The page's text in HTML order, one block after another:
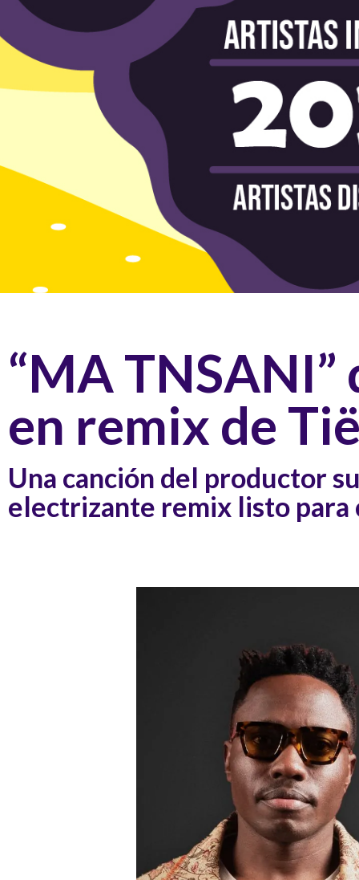
Descubre los ganadores distritales -
“MA TNSANI”
en remix de
Una canción del productor
electrizante remix listo para